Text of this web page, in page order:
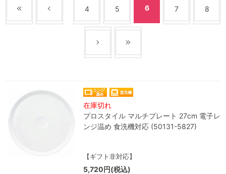
4 5 6 7 8
在庫切れ
プロスタイル マルチプレート 27cm 電子レ
ンジ温め 食洗機対応 (50131-5827)
【ギフト非対応】
5,720円(税込)